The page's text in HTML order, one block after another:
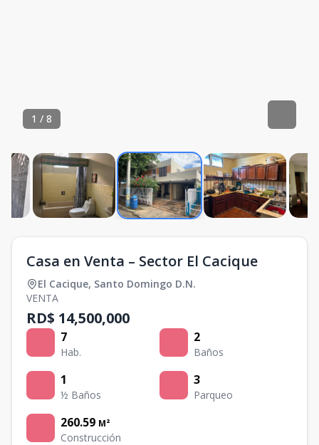
1 / 8
Casa en Venta – Sector El Cacique
El Cacique, Santo Domingo D.N.
VENTA
RD$ 14,500,000
7
Hab.
2
Baños
1
½ Baños
3
Parqueo
260.59 M²
Construcción